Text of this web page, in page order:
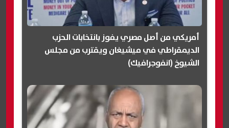
أمريكي من أصل مصري يفوز بانتخابات الحزب
الديمقراطي في ميشيغان ويقترب من مجلس
الشيوخ (انفوجرافيك)